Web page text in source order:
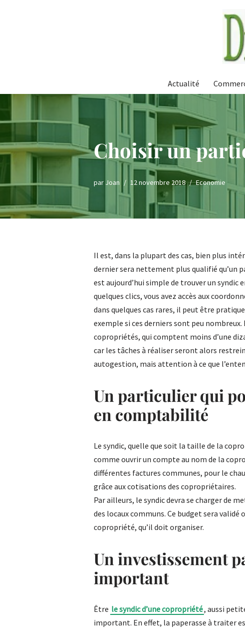
Actualité
Choisir un
par Joan 12 novembre 2018 Economie
Il est, dans la plupart des cas, bien plus
dernier sera nettement plus qualifié qu’un
est aujourd’hui simple de trouver un syndic
quelques clics, vous avez accès aux
dans quelques cas rares, il peut être
exemple si ces derniers sont peu
copropriétés, qui comptent moins d’une
car les tâches à réaliser seront alors
autogestion, mais attention à ce que
Un particulier qui
en comptabilité
Le syndic, quelle que soit la taille de la
comme ouvrir un compte au nom de la
différentes factures communes, pour le
grâce aux cotisations des copropriétaires.
Par ailleurs, le syndic devra se charger de
des locaux communs. Ce budget sera validé
copropriété, qu’il doit organiser.
Un investissement
important
Être le syndic d’une copropriété, aussi
important. En effet, la paperasse à traiter